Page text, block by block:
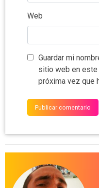
Web
Guardar mi
sitio web en este
próxima vez que